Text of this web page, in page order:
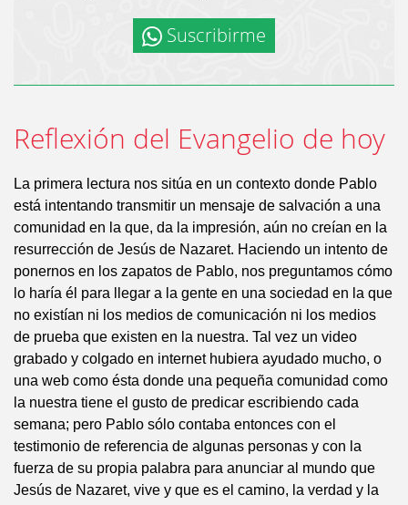
Suscribirme
Reflexión del Evangelio de hoy
La primera lectura nos sitúa en un contexto donde Pablo
está intentando transmitir un mensaje de salvación a una
comunidad en la que, da la impresión, aún no creían en la
resurrección de Jesús de Nazaret. Haciendo un intento de
ponernos en los zapatos de Pablo, nos preguntamos cómo
lo haría él para llegar a la gente en una sociedad en la que
no existían ni los medios de comunicación ni los medios
de prueba que existen en la nuestra. Tal vez un video
grabado y colgado en internet hubiera ayudado mucho, o
una web como ésta donde una pequeña comunidad como
la nuestra tiene el gusto de predicar escribiendo cada
semana; pero Pablo sólo contaba entonces con el
testimonio de referencia de algunas personas y con la
fuerza de su propia palabra para anunciar al mundo que
Jesús de Nazaret, vive y que es el camino, la verdad y la